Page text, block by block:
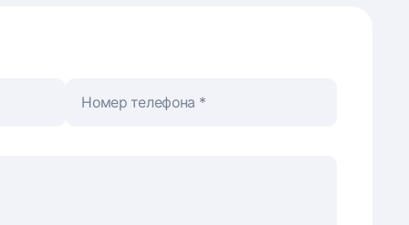
Номер телефона